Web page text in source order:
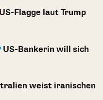
US-Flagge laut Trump
US-Bankerin will sich
weist iranischen